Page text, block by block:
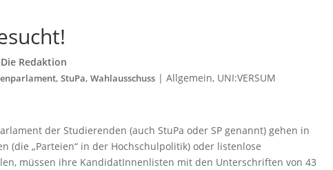
Die Redaktion
,StuPa,Wahlausschuss |Allgemein, UNI:VERSUM
der Studierenden (auch StuPa oder SP genannt) gehen in
(die „Parteien“ in der Hochschulpolitik) oder listenlose
müssen ihre KandidatInnenlisten mit den Unterschriften von 43